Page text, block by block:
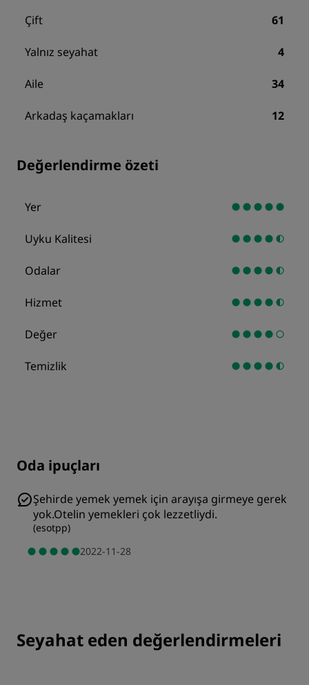
Çift 61
Yalnız seyahat 4
Aile 34
Arkadaş kaçamakları 12
Değerlendirme özeti
Yer
Uyku Kalitesi
Odalar
Hizmet
Değer
Temizlik
Oda ipuçları
Şehirde yemek yemek için arayışa girmeye gerek
yok.Otelin yemekleri çok lezzetliydi.
(esotpp)
2022-11-28
Seyahat eden değerlendirmeleri